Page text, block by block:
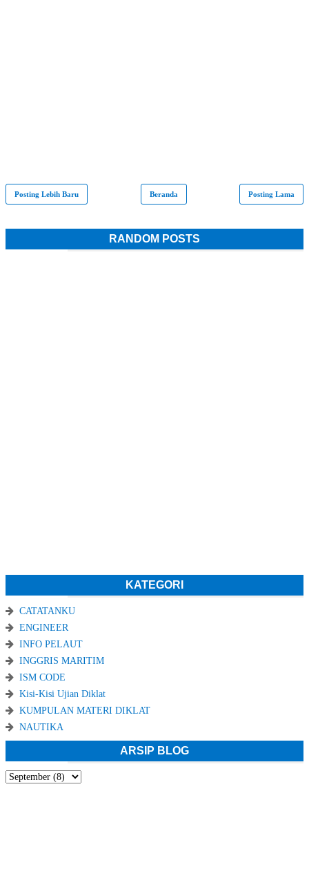
Posting Lebih Baru Posting Lama
Beranda
RANDOM POSTS
KATEGORI
CATATANKU
ENGINEER
INFO PELAUT
INGGRIS MARITIM
ISM CODE
Kisi-Kisi Ujian Diklat
KUMPULAN MATERI DIKLAT
NAUTIKA
ARSIP BLOG